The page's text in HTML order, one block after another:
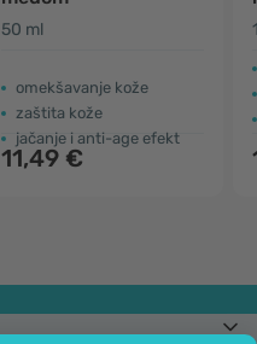
50 ml
omekšavanje kože
zaštita kože
jačanje i anti-age efekt
11,49 €